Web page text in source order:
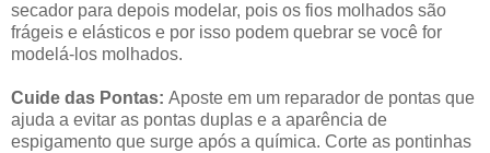
secador para depois modelar, pois os fios molhados são
frágeis e elásticos e por isso podem quebrar se você for
modelá-los molhados.
Cuide das Pontas: Aposte em um reparador de pontas que
ajuda a evitar as pontas duplas e a aparência de
espigamento que surge após a química. Corte as pontinhas